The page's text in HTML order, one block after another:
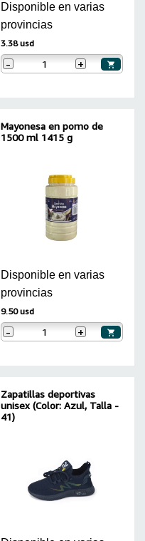
Disponible en varias
provincias
3.38 usd
- +
Mayonesa en pomo de
1500 ml 1415 g
Disponible en varias
provincias
9.50 usd
- +
Zapatillas deportivas
unisex (Color: Azul, Talla -
41)